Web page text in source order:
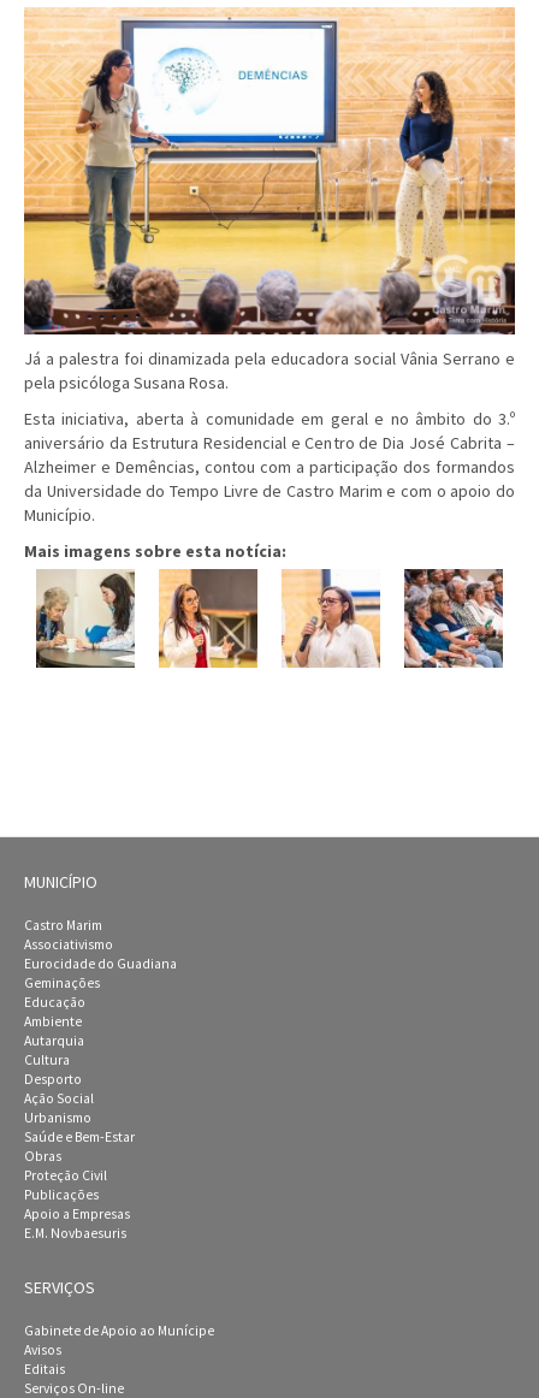
Já a palestra foi dinamizada pela educadora social Vânia Serrano e
pela psicóloga Susana Rosa.
Esta iniciativa, aberta à comunidade em geral e no âmbito do 3.º
aniversário da Estrutura Residencial e Centro de Dia José Cabrita –
Alzheimer e Demências, contou com a participação dos formandos
da Universidade do Tempo Livre de Castro Marim e com o apoio do
Município.
Mais imagens sobre esta notícia:
MUNICÍPIO
Castro Marim
Associativismo
Eurocidade do Guadiana
Geminações
Educação
Ambiente
Autarquia
Cultura
Desporto
Ação Social
Urbanismo
Saúde e Bem-Estar
Obras
Proteção Civil
Publicações
Apoio a Empresas
E.M. Novbaesuris
SERVIÇOS
Gabinete de Apoio ao Munícipe
Avisos
Editais
Serviços On-line